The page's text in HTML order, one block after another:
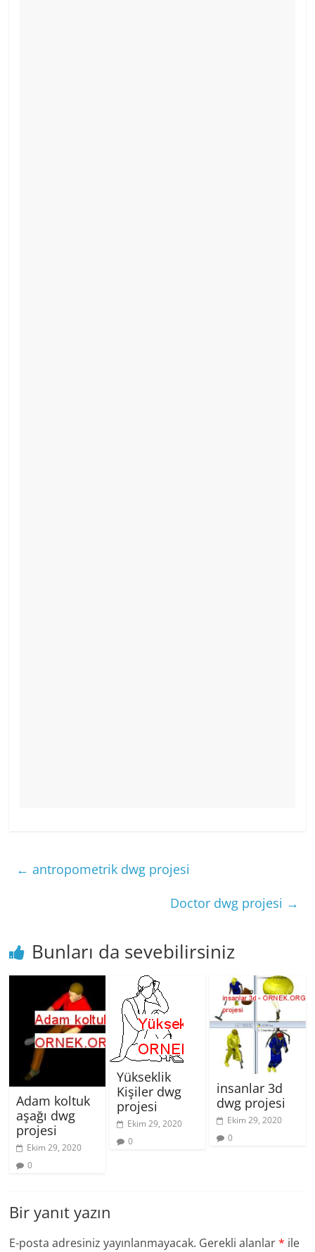
← antropometrik dwg projesi
Doctor dwg projesi →
Bunları da sevebilirsiniz
Adam koltuk
aşağı dwg
projesi
Ekim 29, 2020
0
Yükseklik
Kişiler dwg
projesi
Ekim 29, 2020
0
insanlar 3d
dwg projesi
Ekim 29, 2020
0
Bir yanıt yazın
E-posta adresiniz yayınlanmayacak. Gerekli alanlar* ile